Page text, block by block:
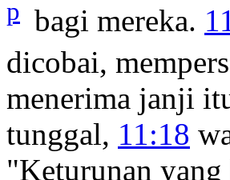
p bagi mereka.
dicobai,
menerima janji
tunggal, 11:18
"Keturunan yang